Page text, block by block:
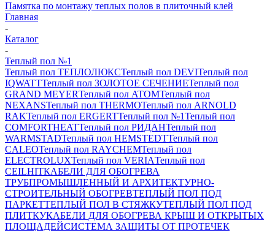
Памятка по монтажу теплых полов в плиточный клей
Главная
-
Каталог
-
Теплый пол №1
Теплый пол ТЕПЛОЛЮКСТеплый пол DEVIТеплый пол
IQWATTТеплый пол ЗОЛОТОЕ СЕЧЕНИЕТеплый пол
GRAND MEYERТеплый пол ATOMТеплый пол
NEXANSТеплый пол THERMOТеплый пол ARNOLD
RAKТеплый пол ERGERTТеплый пол №1Теплый пол
COMFORTHEATТеплый пол РИДАНТеплый пол
WARMSTADТеплый пол HEMSTEDTТеплый пол
CALEOТеплый пол RAYCHEMТеплый пол
ELECTROLUXТеплый пол VERIAТеплый пол
CEILHITКАБЕЛИ ДЛЯ ОБОГРЕВА
ТРУБПРОМЫШЛЕННЫЙ И АРХИТЕКТУРНО-
СТРОИТЕЛЬНЫЙ ОБОГРЕВТЕПЛЫЙ ПОЛ ПОД
ПАРКЕТТЕПЛЫЙ ПОЛ В СТЯЖКУТЕПЛЫЙ ПОЛ ПОД
ПЛИТКУКАБЕЛИ ДЛЯ ОБОГРЕВА КРЫШ И ОТКРЫТЫХ
ПЛОЩАДЕЙСИСТЕМА ЗАЩИТЫ ОТ ПРОТЕЧЕК